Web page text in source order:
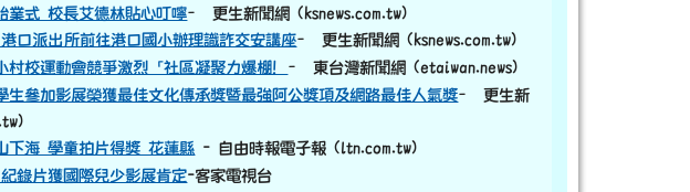
業式 校長艾德林貼心叮嚀– 更生新聞網 (ksnews.com.tw)
口派出所前往港口國小辦理識詐交安講座– 更生新聞網 (ksnews.com.tw)
村校運動會競爭激烈「社區凝聚力爆棚！ – 東台灣新聞網 (etaiwan.news)
生參加影展榮獲最佳文化傳承獎暨最強阿公獎項及網路最佳人氣獎– 更生新
下海 學童拍片得獎 花蓮縣 - 自由時報電子報 (ltn.com.tw)
錄片獲國際兒少影展肯定-客家電視台